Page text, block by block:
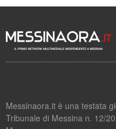
Messinaora.it è una testata
Tribunale di Messina n. 12/